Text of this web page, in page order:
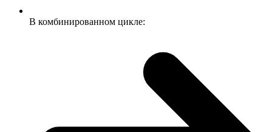
В комбинированном цикле: